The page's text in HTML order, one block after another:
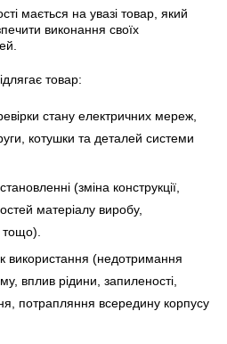
мається на увазі товар, який
виконання своїх
товар:
стану електричних мереж,
котушки та деталей системи
(зміна конструкції,
матеріалу виробу,
тощо).
використання (недотримання
вплив рідини, запиленості,
потрапляння всередину корпусу